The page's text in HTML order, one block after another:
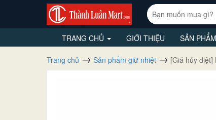
TRANG CHỦ GIỚI THIỆU SẢN PHẨM
Trang chủ Sản phẩm giữ nhiệt [Giá hủy